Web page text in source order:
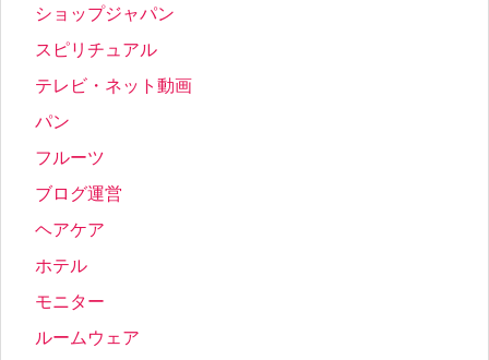
ショップジャパン
スピリチュアル
テレビ・ネット動画
パン
フルーツ
ブログ運営
ヘアケア
ホテル
モニター
ルームウェア